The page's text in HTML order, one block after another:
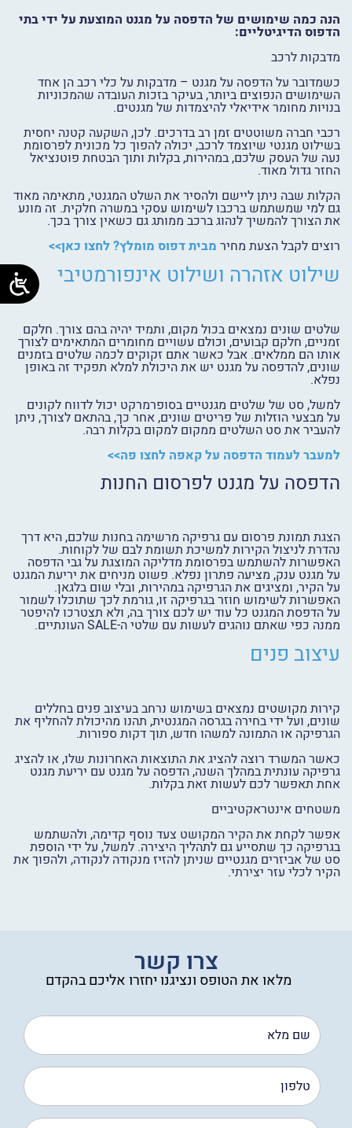
הנה כמה שימושים של הדפסה על מגנט המוצעת על ידי בתי
הדפוס הדיגיטליים:
מדבקות לרכב
כשמדובר עלהדפסה על מגנט – מדבקות על כלי רכב הן אחד
השימושים הנפוצים ביותר, בעיקר בזכות העובדה שהמכוניות
בנויות מחומר אידיאלי להיצמדות של מגנטים.
רכבי חברה משוטטים זמן רב בדרכים. לכן, השקעה קטנה יחסית
בשילוט מגנטי שיוצמד לרכב, יכולה להפוך כל מכונית לפרסומת
נעה של העסק שלכם, במהירות, בקלות ותוך הבטחת פוטנציאל
החזר גדול מאוד.
הקלות שבה ניתן ליישם ולהסיר את השלט המגנטי, מתאימה מאוד
גם למי שמשתמש ברכבו לשימוש עסקי במשרה חלקית. זה מונע
את הצורך להמשיך לנהוג ברכב ממותג גם כשאין צורך בכך.
רוצים לקבל הצעת מחיר מבית דפוס מומלץ? לחצו כאן>>
שילוט אזהרה ושילוט אינפורמטיבי
שלטים שונים נמצאים בכול מקום, ותמיד יהיה בהם צורך. חלקם
זמניים, חלקם קבועים, וכולם עשויים מחומרים המתאימים לצורך
אותו הם ממלאים. אבל כאשר אתם זקוקים לכמה שלטים בזמנים
שונים, להדפסה על מגנט יש את היכולת למלא תפקיד זה באופן
נפלא.
למשל, סט של שלטים מגנטיים בסופרמרקט יכול לדווח לקונים
על מבצעי הוזלות של פריטים שונים, אחר כך, בהתאם לצורך, ניתן
להעביר את סט השלטים ממקום למקום בקלות רבה.
למעבר לעמוד הדפסה על קאפה לחצו פה>>
הדפסה על מגנט לפרסום החנות
הצגת תמונת פרסום עם גרפיקה מרשימה בחנות שלכם, היא דרך
נהדרת לניצול הקירות למשיכת תשומת לבם של לקוחות.
האפשרות להשתמש בפרסומת מדליקה המוצגת על גביהדפסה
על מגנט ענק, מציעה פתרון נפלא. פשוט מניחים את יריעת המגנט
על הקיר, ומציגים את הגרפיקה במהירות, ובלי שום בלגאן.
האפשרות לשימוש חוזר בגרפיקה זו, גורמת לכך שתוכלו לשמור
על הדפסת המגנט כל עוד יש לכם צורך בה, ולא תצטרכו להיפטר
ממנה כפי שאתם נוהגים לעשות עם שלטי ה-SALEהעונתיים.
עיצוב פנים
קירות מקושטים נמצאים בשימוש נרחב בעיצוב פנים בחללים
שונים, ועל ידי בחירה בגרסה המגנטית, תהנו מהיכולת להחליף את
הגרפיקה או התמונה למשהו חדש, תוך דקות ספורות.
כאשר המשרד רוצה להציג את התוצאות האחרונות שלו, או להציג
גרפיקה עונתית במהלך השנה, הדפסה על מגנט עם יריעת מגנט
אחת תאפשר לכם לעשות זאת בקלות.
משטחים אינטראקטיביים
אפשר לקחת את הקיר המקושט צעד נוסף קדימה, ולהשתמש
בגרפיקה כך שתסייע גם לתהליך היצירה. למשל, על ידי הוספת
סט של אביזרים מגנטיים שניתן להזיז מנקודה לנקודה, ולהפוך את
הקיר לכלי עזר יצירתי.
צרו קשר
מלאו את הטופס ונציגנו יחזרו אליכם בהקדם